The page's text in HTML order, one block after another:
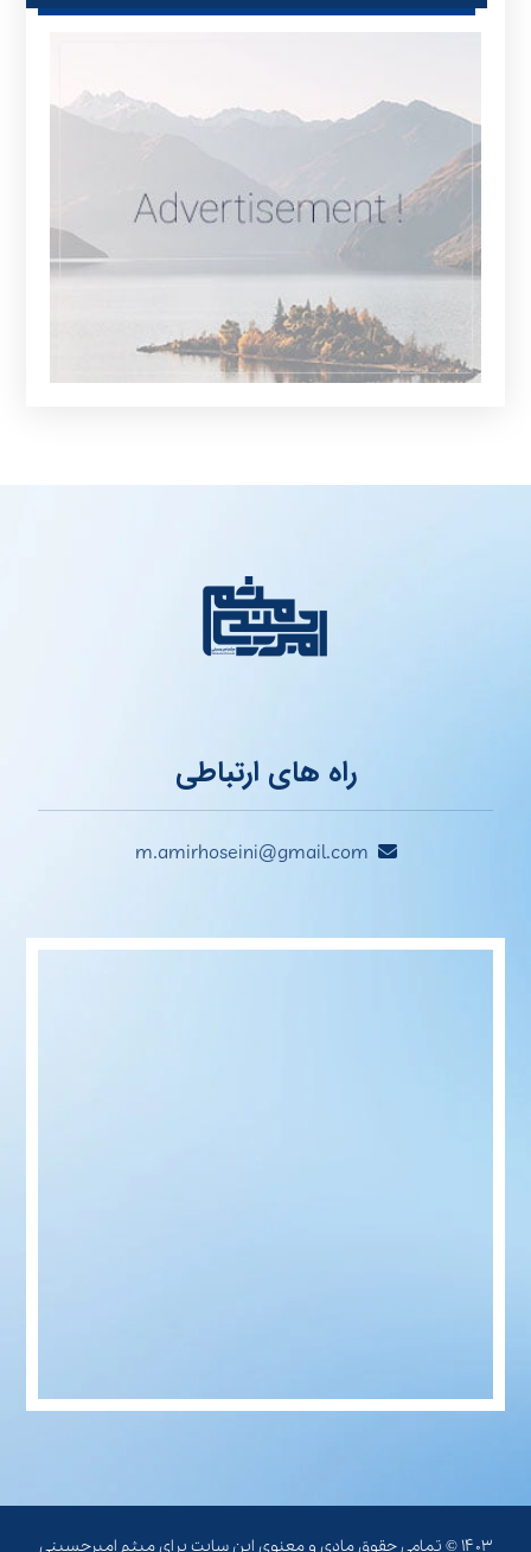
راه های ارتباطی
m.amirhoseini@gmail.com
۱۴۰۳ © تمامی حقوق مادی و معنوی این سایت برای میثم امیرحسینی